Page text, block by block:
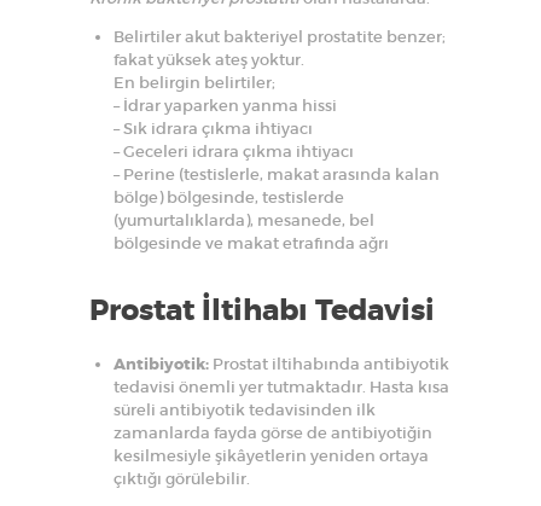
Belirtiler akut bakteriyel prostatite benzer;
fakat yüksek ateş yoktur.
En belirgin belirtiler;
– İdrar yaparken yanma hissi
– Sık idrara çıkma ihtiyacı
– Geceleri idrara çıkma ihtiyacı
– Perine (testislerle, makat arasında kalan
bölge) bölgesinde, testislerde
(yumurtalıklarda), mesanede, bel
bölgesinde ve makat etrafında ağrı
Prostat İltihabı Tedavisi
Antibiyotik:Prostat iltihabında antibiyotik
tedavisi önemli yer tutmaktadır. Hasta kısa
süreli antibiyotik tedavisinden ilk
zamanlarda fayda görse de antibiyotiğin
kesilmesiyle şikâyetlerin yeniden ortaya
çıktığı görülebilir.